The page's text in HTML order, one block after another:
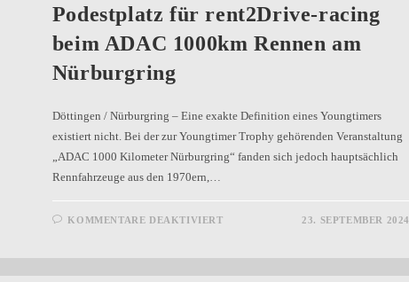
Podestplatz für rent2Drive-racing
beim ADAC 1000km Rennen am
Nürburgring
Döttingen / Nürburgring – Eine exakte Definition eines Youngtimers
existiert nicht. Bei der zur Youngtimer Trophy gehörenden Veranstaltung
„ADAC 1000 Kilometer Nürburgring“ fanden sich jedoch hauptsächlich
Rennfahrzeuge aus den 1970ern,…
KOMMENTARE DEAKTIVIERT 23. SEPTEMBER 2024